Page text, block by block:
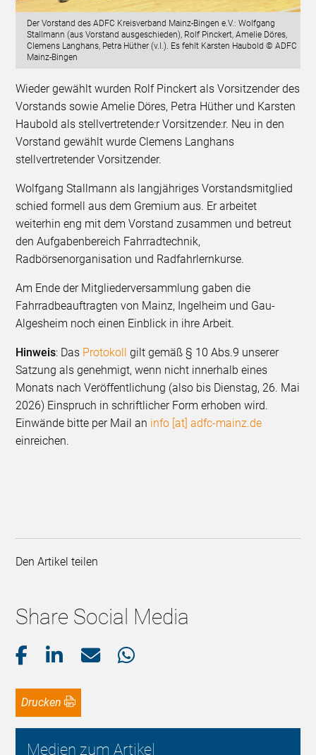
Der Vorstand des ADFC Kreisverband Mainz-Bingen e.V.: Wolfgang
Stallmann (aus Vorstand ausgeschieden), Rolf Pinckert, Amelie Döres,
Clemens Langhans, Petra Hüther (v.l.). Es fehlt Karsten Haubold © ADFC
Mainz-Bingen
Wieder gewählt wurden Rolf Pinckert als Vorsitzender des
Vorstands sowie Amelie Döres, Petra Hüther und Karsten
Haubold als stellvertretende:r Vorsitzende:r. Neu in den
Vorstand gewählt wurde Clemens Langhans
stellvertretender Vorsitzender.
Wolfgang Stallmann als langjähriges Vorstandsmitglied
schied formell aus dem Gremium aus. Er arbeitet
weiterhin eng mit dem Vorstand zusammen und betreut
den Aufgabenbereich Fahrradtechnik,
Radbörsenorganisation und Radfahrlernkurse.
Am Ende der Mitgliederversammlung gaben die
Fahrradbeauftragten von Mainz, Ingelheim und Gau-
Algesheim noch einen Einblick in ihre Arbeit.
Hinweis: Das Protokoll gilt gemäß § 10 Abs.9 unserer
Satzung als genehmigt, wenn nicht innerhalb eines
Monats nach Veröffentlichung (also bis Dienstag, 26. Mai
2026) Einspruch in schriftlicher Form erhoben wird.
Einwände bitte per Mail an info [at] adfc-mainz.de
einreichen.
Den Artikel teilen
Share Social Media
Drucken
Medien zum Artikel